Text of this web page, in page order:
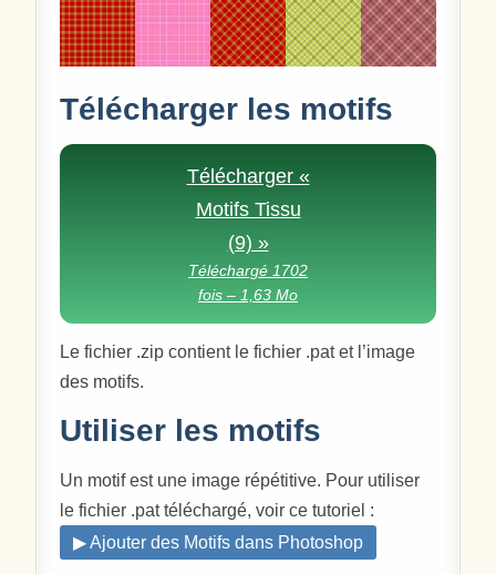
Télécharger les motifs
Télécharger «
Motifs Tissu
(9) »
Téléchargé 1702
fois – 1,63 Mo
Le fichier .zip contient le fichier .pat et l’image
des motifs.
Utiliser les motifs
Un motif est une image répétitive. Pour utiliser
le fichier .pat téléchargé, voir ce tutoriel :
▶ Ajouter des Motifs dans Photoshop